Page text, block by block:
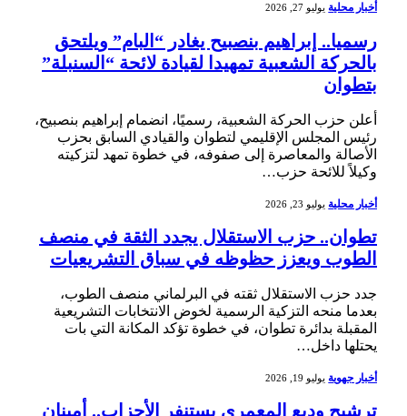
أخبار محلية يوليو 27, 2026
رسميا.. إبراهيم بنصبيح يغادر “البام” ويلتحق
بالحركة الشعبية تمهيدا لقيادة لائحة “السنبلة”
بتطوان
أعلن حزب الحركة الشعبية، رسميًا، انضمام إبراهيم بنصبيح،
رئيس المجلس الإقليمي لتطوان والقيادي السابق بحزب
الأصالة والمعاصرة إلى صفوفه، في خطوة تمهد لتزكيته
وكيلاً للائحة حزب…
أخبار محلية يوليو 23, 2026
تطوان.. حزب الاستقلال يجدد الثقة في منصف
الطوب ويعزز حظوظه في سباق التشريعيات
جدد حزب الاستقلال ثقته في البرلماني منصف الطوب،
بعدما منحه التزكية الرسمية لخوض الانتخابات التشريعية
المقبلة بدائرة تطوان، في خطوة تؤكد المكانة التي بات
يحتلها داخل…
أخبار جهوية يوليو 19, 2026
ترشيح وديع المعمري يستنفر الأحزاب.. أمينان